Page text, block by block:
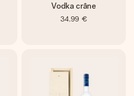
Vodka crâne
34,99 €